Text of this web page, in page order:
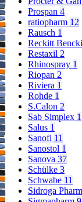
Prospan 4
ratiopharm 12
Rausch 1
Reckitt
Restaxil 2
Rhinospray 1
Riopan 2
Riviera 1
Rohde 1
S.Calon 2
Sab Simplex 1
Salus 1
Sanofi 11
Sanostol 1
Sanova 37
Schülke 3
Schwabe 11
Sidroga